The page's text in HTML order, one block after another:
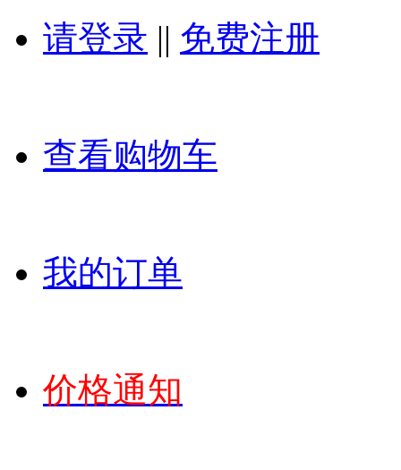
请登录 || 免费注册
查看购物车
我的订单
价格通知